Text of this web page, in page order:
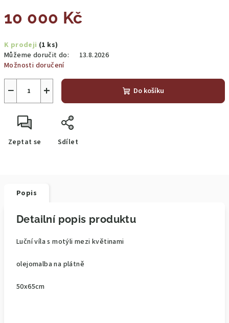
10 000 Kč
cena:
K prodeji (1 ks)
Můžeme doručit do:
13.8.2026
Možnosti doručení
+
− Do košíku
Zeptat se Sdílet
Popis
Detailní popis produktu
Luční víla s motýli mezi květinami
olejomalba na plátně
50x65cm